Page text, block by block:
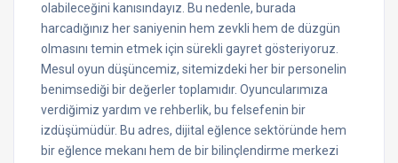
olabileceğini kanısındayız. Bu nedenle, burada
harcadığınız her saniyenin hem zevkli hem de düzgün
olmasını temin etmek için sürekli gayret gösteriyoruz.
Mesul oyun düşüncemiz, sitemizdeki her bir personelin
benimsediği bir değerler toplamıdır. Oyuncularımıza
verdiğimiz yardım ve rehberlik, bu felsefenin bir
izdüşümüdür. Bu adres, dijital eğlence sektöründe hem
bir eğlence mekanı hem de bir bilinçlendirme merkezi